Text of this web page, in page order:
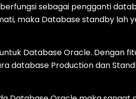
sebagai pengganti
maka Database standby lah
Database Oracle. Dengan
database Production dan